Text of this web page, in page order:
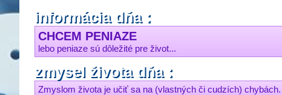
informácia dňa :
CHCEM PENIAZE
lebo peniaze sú dôležité pre život...
zmysel života dňa :
Zmyslom života je učiť sa na (vlastných či cudzích)